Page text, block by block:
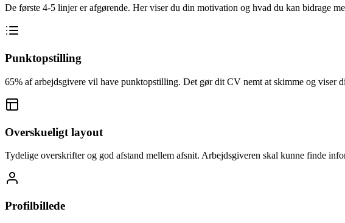
De første 4-5 linjer er afgørende. Her viser du din motivation og hvad du kan bidrage
Punktopstilling
65% af arbejdsgivere vil have punktopstilling. Det gør dit CV nemt at skimme og viser
Overskueligt layout
Tydelige overskrifter og god afstand mellem afsnit. Arbejdsgiveren skal kunne finde
Profilbillede